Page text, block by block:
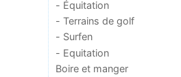
- Équitation
- Terrains de golf
- Surfen
- Equitation
Boire et manger